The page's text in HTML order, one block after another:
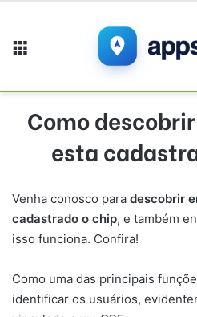
Como
esta
Venha conosco para descobrir
cadastrado o chip, e também
isso funciona. Confira!
Como uma das principais
identificar os usuários,